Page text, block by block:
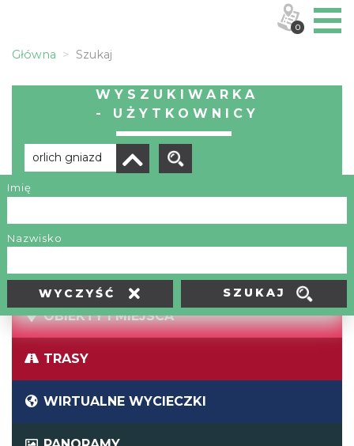
Główna Szukaj
WYSZUKIWARKA
- UŻYTKOWNICY
Imię
Nazwisko
WYCZYŚĆ SZUKAJ
Brak wyników
OBIEKTY I MIEJSCA
TRASY
WIRTUALNE WYCIECZKI
0